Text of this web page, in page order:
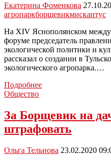
Екатерина Фоменкова
агропаркборщевикмискантус
На XIV Яснополянском
форуме председатель
экологической политики и
рассказал о создании в
экологического агропарка.…
ПодробнееВ
экологический
агропарк
Общество
За Борщевик на
штрафовать
Ольга Тельнова 23.02.2020